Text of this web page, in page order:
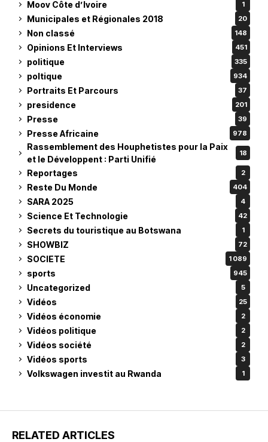
Moov Côte d’Ivoire 1
Municipales et Régionales 2018 20
Non classé 148
Opinions Et Interviews 451
politique 335
poltique 934
Portraits Et Parcours 37
presidence 201
Presse 39
Presse Africaine 978
Rassemblement des Houphetistes pour la Paix
et le Développent : Parti Unifié
18
Reportages 2
Reste Du Monde 404
SARA 2025 4
Science Et Technologie 42
Secrets du touristique au Botswana 1
SHOWBIZ 72
SOCIETE 1 089
sports 945
Uncategorized 5
Vidéos 25
Vidéos économie 2
Vidéos politique 2
Vidéos société 2
Vidéos sports 3
Volkswagen investit au Rwanda 1
RELATED ARTICLES